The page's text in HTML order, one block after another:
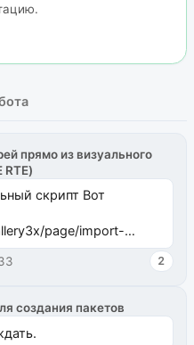
прямо из визуального
RTE)
скрипт Вот
page/import-
2
создания пакетов